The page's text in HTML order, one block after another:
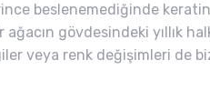
beslenemediğinde
ağacın gövdesindeki yıllık
veya renk değişimleri de